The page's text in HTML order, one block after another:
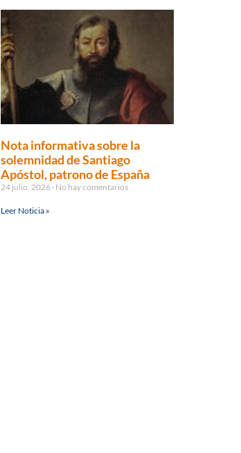
Nota informativa sobre la
solemnidad de Santiago
Apóstol, patrono de España
24 julio, 2026 No hay comentarios
Leer Noticia »